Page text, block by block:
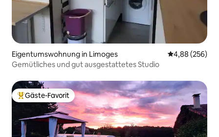
Eigentumswohnung in Limoges
4,88 (256)
Gemütliches und gut ausgestattetes Studio
Beliebter Gäste-Favorit.
Gäste-Favorit